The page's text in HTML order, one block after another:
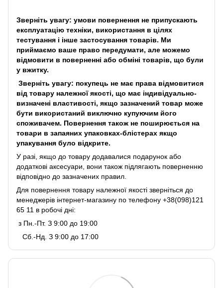
Зверніть увагу: умови повернення не припускають
експлуатацію техніки, використання в цілях
тестування і інше застосування товарів. Ми
приймаємо ваше право передумати, але можемо
відмовити в поверненні або обміні товарів, що були
у вжитку.
Зверніть увагу: покупець не має права відмовитися
від товару належної якості, що має індивідуально-
визначені властивості, якщо зазначений товар може
бути використаний виключно купуючим його
споживачем. Повернення також не поширюється на
товари в запаяних упаковках-блістерах якщо
упакування було відкрите.
У разі, якщо до товару додавалися подарунок або
додаткові аксесуари, вони також підлягають поверненню
відповідно до зазначених правил.
Для повернення товару належної якості зверніться до
менеджерів інтернет-магазину по телефону +38(098)121
65 11 в робочі дні:
з Пн.-Пт. З 9:00 до 19:00
Сб.-Нд. З 9:00 до 17:00